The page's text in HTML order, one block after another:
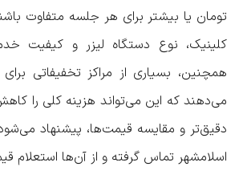
تومان یا بیشتر برای هر جلسه متفاوت
کلینیک، نوع دستگاه لیزر و کیفیت
همچنین، بسیاری از مراکز تخفیفاتی
می‌دهند که این می‌تواند هزینه کلی را
دقیق‌تر و مقایسه قیمت‌ها، پیشنهاد
اسلامشهر تماس گرفته و از آن‌ها استعلام